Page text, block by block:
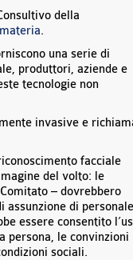
della
.
una serie di
produttori, aziende e
tecnologie non
invasive e
facciale
del volto: le
– dovrebbero
assunzione di
essere consentito
persona, le convinzioni
sociali.